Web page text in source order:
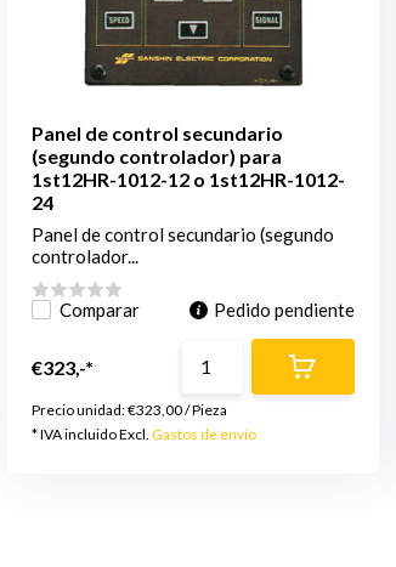
Panel de control secundario
(segundo controlador) para
1st12HR-1012-12 o 1st12HR-1012-
24
Panel de control secundario (segundo
controlador...
Comparar Pedido pendiente
€323,-*
Precio unidad:€323,00/Pieza
* IVA incluido Excl. Gastos de envío